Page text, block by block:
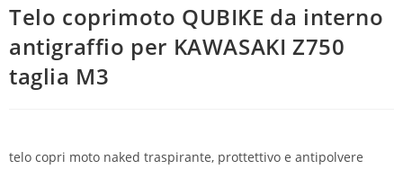
Telo coprimoto QUBIKE da interno
antigraffio per KAWASAKI Z750
taglia M3
telo copri moto naked traspirante, prottettivo e antipolvere